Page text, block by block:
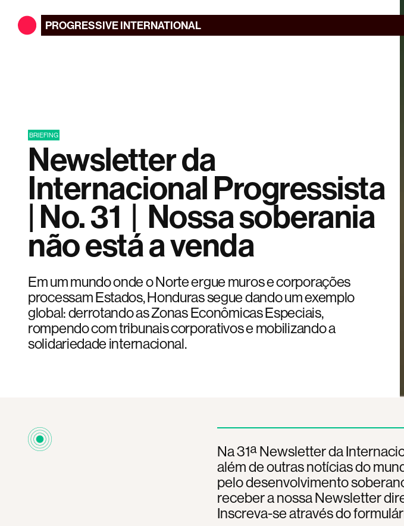
PROGRESSIVEINTERNATIONAL
BRIEFING
Newsletter da
Internacional Progressista
| No. 31 | Nossa soberania
não está a venda
Em um mundo onde o Norte ergue muros e corporações
processam Estados, Honduras segue dando um exemplo
global: derrotando as Zonas Econômicas Especiais,
rompendo com tribunais corporativos e mobilizando a
solidariedade internacional.
Na 31ª Newsletter da
além de outras notícias do
pelo desenvolvimento
receber a nossa Newsletter
Inscreva-se através do